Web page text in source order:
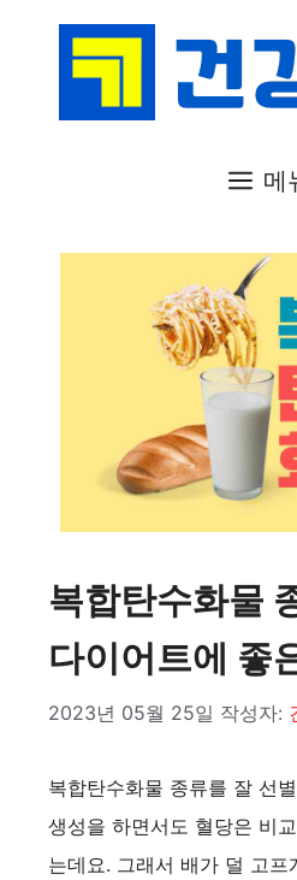
메
복합탄수화물
다이어트에 좋
2023년 05월 25일 작성자:
복합탄수화물 종류를 잘 선
생성을 하면서도 혈당은 비
는데요. 그래서 배가 덜 고프